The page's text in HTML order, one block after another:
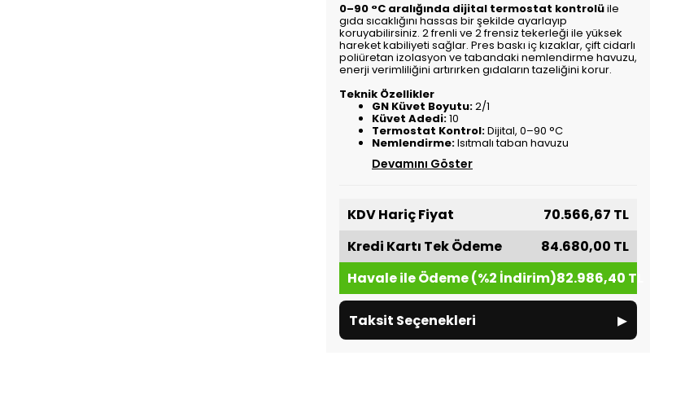
0–90 °C aralığında dijital termostat kontrolüile
gıda sıcaklığını hassas bir şekilde ayarlayıp
koruyabilirsiniz. 2 frenli ve 2 frensiz tekerleği ile yüksek
hareket kabiliyeti sağlar. Pres baskı iç kızaklar, çift cidarlı
poliüretan izolasyon ve tabandaki nemlendirme havuzu,
enerji verimliliğini artırırken gıdaların tazeliğini korur.
Teknik Özellikler
GN Küvet Boyutu:2/1
Küvet Adedi:10
Termostat Kontrol:Dijital, 0–90 °C
Nemlendirme:Isıtmalı taban havuzu
Devamını Göster
KDV Hariç Fiyat
70.566,67 TL
Kredi Kartı Tek Ödeme
84.680,00 TL
Havale ile Ödeme (%2 İndirim)82.986,40 TL
Taksit Seçenekleri ▸